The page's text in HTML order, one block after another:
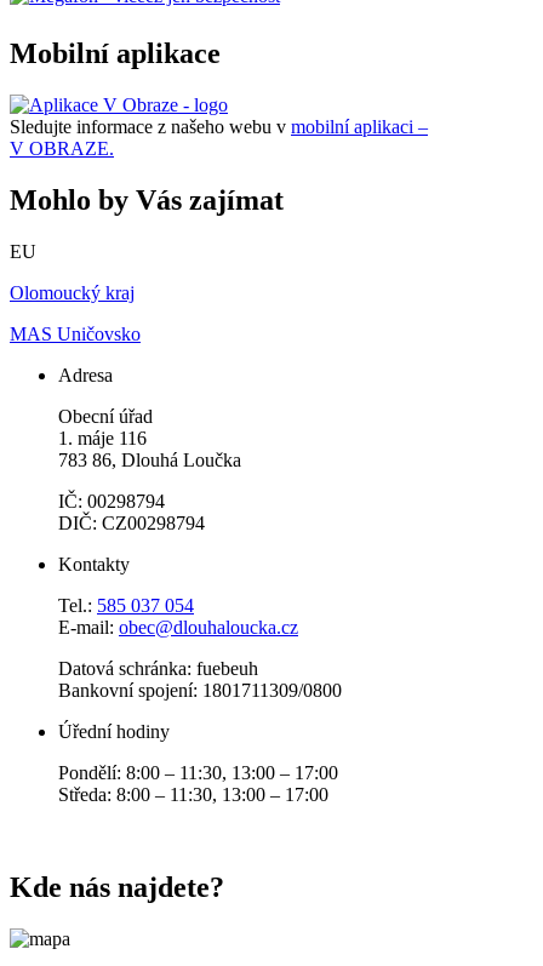
Mobilní aplikace
Sledujte informace z našeho webu v mobilní aplikaci –
V OBRAZE.
Mohlo by Vás zajímat
EU
Olomoucký kraj
MAS Uničovsko
Adresa
Obecní úřad
1. máje 116
783 86, Dlouhá Loučka
IČ: 00298794
DIČ: CZ00298794
Kontakty
Tel.: 585 037 054
E-mail: obec@dlouhaloucka.cz
Datová schránka: fuebeuh
Bankovní spojení: 1801711309/0800
Úřední hodiny
Pondělí: 8:00 – 11:30, 13:00 – 17:00
Středa: 8:00 – 11:30, 13:00 – 17:00
Kde nás najdete?